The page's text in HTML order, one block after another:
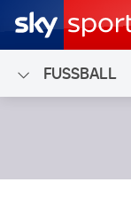
FUSSBALL